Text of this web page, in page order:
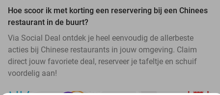
Hoe scoor ik met korting een reservering bij een Chinees
restaurant in de buurt?
Via Social Deal ontdek je heel eenvoudig de allerbeste
acties bij Chinese restaurants in jouw omgeving. Claim
direct jouw favoriete deal, reserveer je tafeltje en schuif
voordelig aan!